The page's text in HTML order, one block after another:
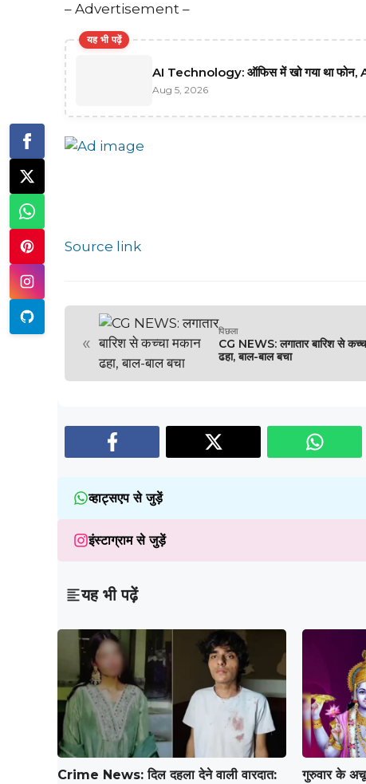
– Advertisement –
यह भी पढ़ें
AI Technology: ऑफिस में खो गया था फोन,
Aug 5, 2026
Source link
«
पिछला
CG NEWS: लगातार बारिश से
ढहा, बाल-बाल बचा
व्हाट्सएप से जुड़ें
इंस्टाग्राम से जुड़ें
यह भी पढ़ें
Crime News: दिल दहला देने वाली वारदात:
गुरुवार के